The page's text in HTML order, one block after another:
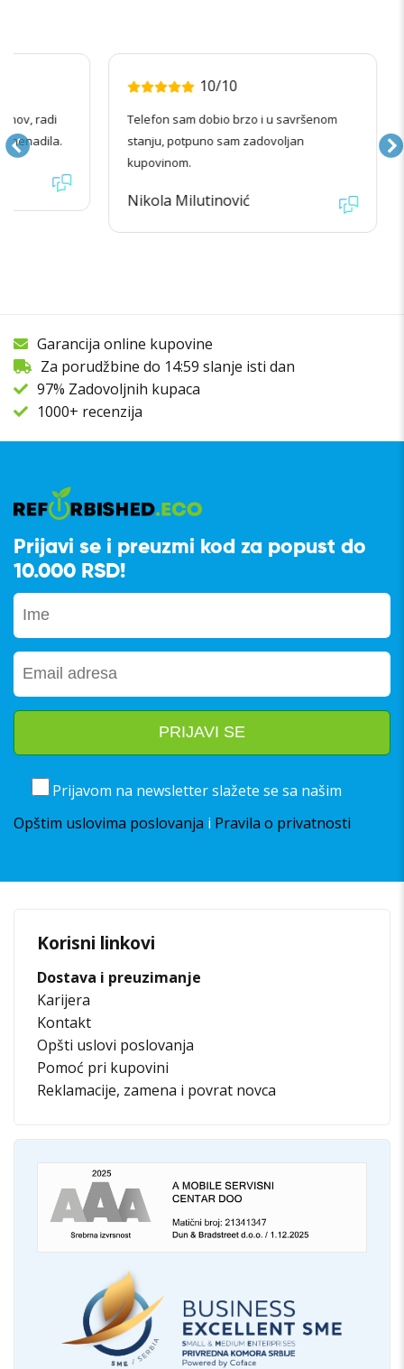
10/10
Telefon sam dobio brzo i u savršenom
stanju, potpuno sam zadovoljan
kupovinom.
Nikola Milutinović
Garancija online kupovine
Za porudžbine do 14:59 slanje isti dan
97% Zadovoljnih kupaca
1000+ recenzija
Prijavi se i preuzmi kod za popust do
10.000 RSD!
Prijavom na newsletter slažete se sa našim
Opštim uslovima poslovanja i Pravila o privatnosti
Korisni linkovi
Dostava i preuzimanje
Karijera
Kontakt
Opšti uslovi poslovanja
Pomoć pri kupovini
Reklamacije, zamena i povrat novca